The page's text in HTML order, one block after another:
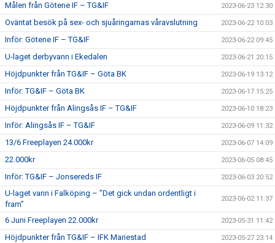
Målen från Götene IF – TG&IF 2023-06-23 12:30
Oväntat besök på sex- och sjuåringarnas våravslutning 2023-06-22 10:03
Inför: Götene IF – TG&IF 2023-06-22 09:45
U-laget derbyvann i Ekedalen 2023-06-21 20:15
Höjdpunkter från TG&IF – Göta BK 2023-06-19 13:12
Inför: TG&IF – Göta BK 2023-06-17 15:25
Höjdpunkter från Alingsås IF – TG&IF 2023-06-10 18:23
Inför: Alingsås IF – TG&IF 2023-06-09 11:32
13/6 Freeplayen 24.000kr 2023-06-07 14:09
22.000kr 2023-06-05 08:45
Inför: TG&IF – Jonsereds IF 2023-06-03 20:52
U-laget vann i Falköping – ”Det gick undan ordentligt i
fram”
2023-06-02 11:37
6 Juni Freeplayen 22.000kr 2023-05-31 11:42
Höjdpunkter från TG&IF – IFK Mariestad 2023-05-27 23:14